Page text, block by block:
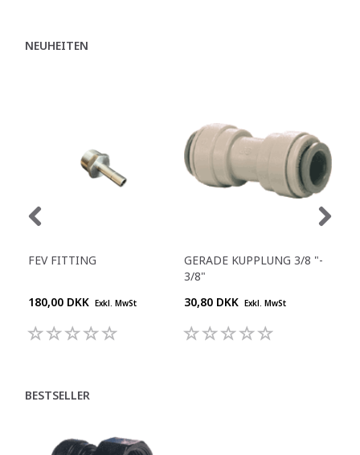
NEUHEITEN
FEV FITTING
180,00 DKK Exkl. MwSt
GERADE KUPPLUNG 3/8 "-
3/8"
30,80 DKK Exkl. MwSt
BESTSELLER